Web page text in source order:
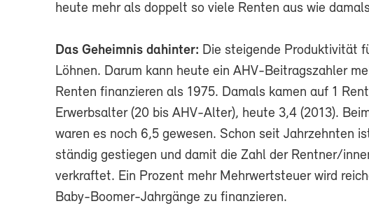
heute mehr als doppelt so viele Renten aus wie
Das Geheimnis dahinter: Die steigende Produktivität
Löhnen. Darum kann heute ein AHV-Beitragszahler
Renten finanzieren als 1975. Damals kamen auf 1
Erwerbsalter (20 bis AHV-Alter), heute 3,4 (2013).
waren es noch 6,5 gewesen. Schon seit Jahrzehnten
ständig gestiegen und damit die Zahl der Rentner/
verkraftet. Ein Prozent mehr Mehrwertsteuer wird
Baby-Boomer-Jahrgänge zu finanzieren.